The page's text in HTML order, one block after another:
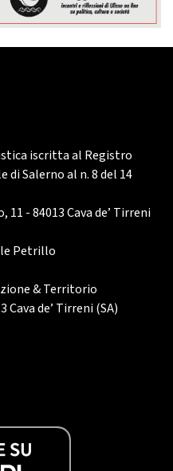
iscritta al Registro
di Salerno al n. 8 del 14
11 - 84013 Cava de’ Tirreni
Petrillo
& Territorio
Cava de’ Tirreni (SA)